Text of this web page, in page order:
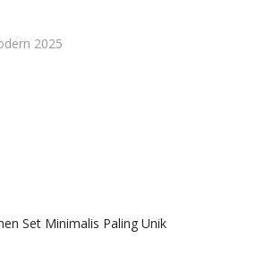
2025
Set Minimalis Paling Unik